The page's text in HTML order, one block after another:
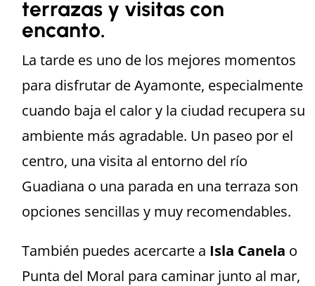
terrazas y visitas con
encanto.
La tarde es uno de los mejores momentos
para disfrutar de Ayamonte, especialmente
cuando baja el calor y la ciudad recupera su
ambiente más agradable. Un paseo por el
centro, una visita al entorno del río
Guadiana o una parada en una terraza son
opciones sencillas y muy recomendables.
También puedes acercarte a Isla Canela o
Punta del Moral para caminar junto al mar,